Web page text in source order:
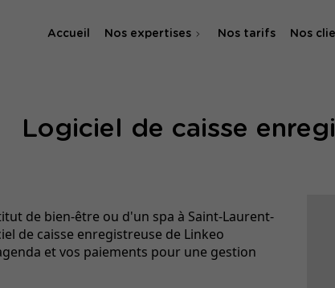
Accueil Nos expertises
Agence SEA & SMA
Nos tarifs Nos
Logiciel de caisse
de bien-être ou d'un spa à Saint-Laurent-
de caisse enregistreuse de Linkeo
et vos paiements pour une gestion